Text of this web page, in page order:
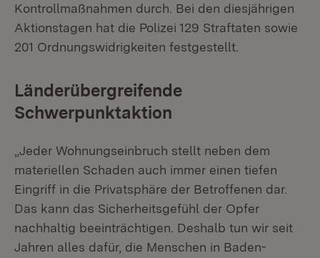
Kontrollmaßnahmen durch. Bei den diesjährigen
Aktionstagen hat die Polizei 129 Straftaten sowie
201 Ordnungswidrigkeiten festgestellt.
Länderübergreifende
Schwerpunktaktion
„Jeder Wohnungseinbruch stellt neben dem
materiellen Schaden auch immer einen tiefen
Eingriff in die Privatsphäre der Betroffenen dar.
Das kann das Sicherheitsgefühl der Opfer
nachhaltig beeinträchtigen. Deshalb tun wir seit
Jahren alles dafür, die Menschen in Baden-